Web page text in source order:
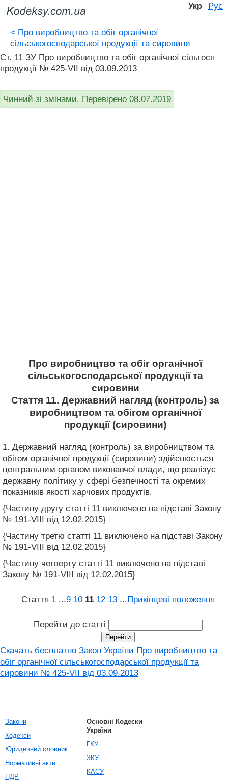
Укр Рус
< Про виробництво та обіг органічної
сільськогосподарської продукції та сировини
Ст. 11 ЗУ Про виробництво та обіг органічної сільгосп
продукції № 425-VII від 03.09.2013
Чинний зі змінами. Перевірено 08.07.2019
Про виробництво та обіг органічної
сільськогосподарської продукції та
сировини
Стаття 11. Державний нагляд (контроль) за
виробництвом та обігом органічної
продукції (сировини)
1. Державний нагляд (контроль) за виробництвом та
обігом органічної продукції (сировини) здійснюється
центральним органом виконавчої влади, що реалізує
державну політику у сфері безпечності та окремих
показників якості харчових продуктів.
{Частину другу статті 11 виключено на підставі Закону
№ 191-VIII від 12.02.2015}
{Частину третю статті 11 виключено на підставі Закону
№ 191-VIII від 12.02.2015}
{Частину четверту статті 11 виключено на підставі
Закону № 191-VIII від 12.02.2015}
Стаття 1 ...9 10 11 12 13 ...Прикінцеві положення
Перейти до статті
Скачать бесплатно Закон України Про виробництво та
обіг органічної сільськогосподарської продукції та
сировини № 425-VII від 03.09.2013
Закони
Кодекси
Юридичний словник
Нормативні акти
ПДР
Основні Кодески
України
ГКУ
ЗКУ
КАСУ